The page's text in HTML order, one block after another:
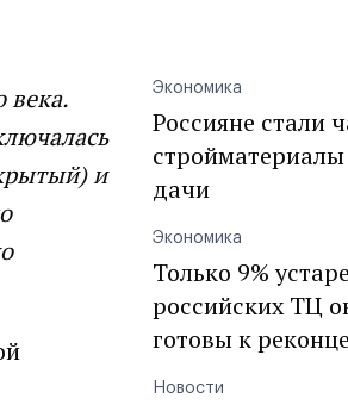
века.
и
Экономика
Россияне стали
дачи
Экономика
Только 9%
российских ТЦ
готовы к
Новости